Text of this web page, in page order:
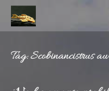
Tag: Scobinancistrus